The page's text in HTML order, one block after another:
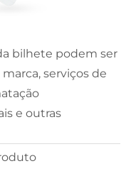
bilhete podem ser
serviços de
e outras